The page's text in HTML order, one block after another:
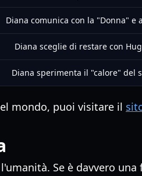
Diana comunica con la "Donna" e
Diana sceglie di restare con
Diana sperimenta il "calore" del
mondo, puoi visitare il
Se è davvero